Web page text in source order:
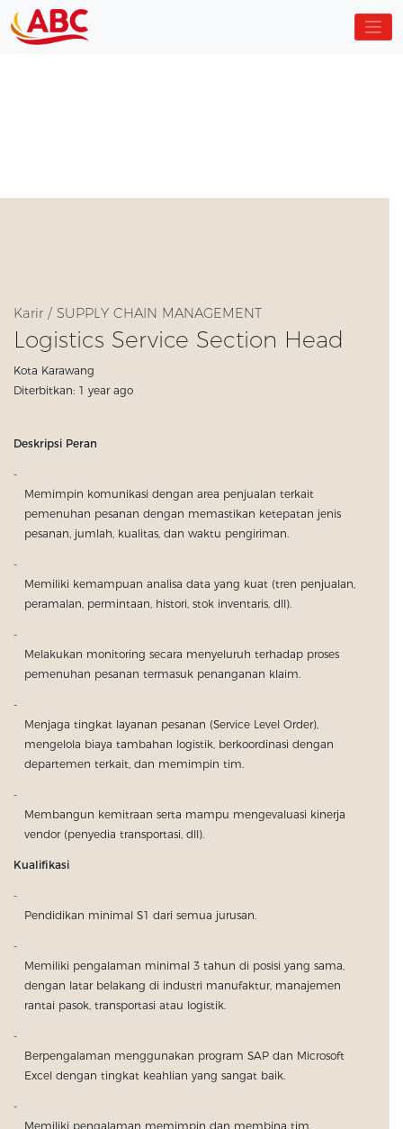
Karir / SUPPLY CHAIN MANAGEMENT
Logistics Service Section Head
Kota Karawang
Diterbitkan: 1 year ago
Deskripsi Peran
Memimpin komunikasi dengan area penjualan terkait
pemenuhan pesanan dengan memastikan ketepatan jenis
pesanan, jumlah, kualitas, dan waktu pengiriman.
Memiliki kemampuan analisa data yang kuat (tren penjualan,
peramalan, permintaan, histori, stok inventaris, dll).
Melakukan monitoring secara menyeluruh terhadap proses
pemenuhan pesanan termasuk penanganan klaim.
Menjaga tingkat layanan pesanan (Service Level Order),
mengelola biaya tambahan logistik, berkoordinasi dengan
departemen terkait, dan memimpin tim.
Membangun kemitraan serta mampu mengevaluasi kinerja
vendor (penyedia transportasi, dll).
Kualifikasi
Pendidikan minimal S1 dari semua jurusan.
Memiliki pengalaman minimal 3 tahun di posisi yang sama,
dengan latar belakang di industri manufaktur, manajemen
rantai pasok, transportasi atau logistik.
Berpengalaman menggunakan program SAP dan Microsoft
Excel dengan tingkat keahlian yang sangat baik.
Memiliki pengalaman memimpin dan membina tim.